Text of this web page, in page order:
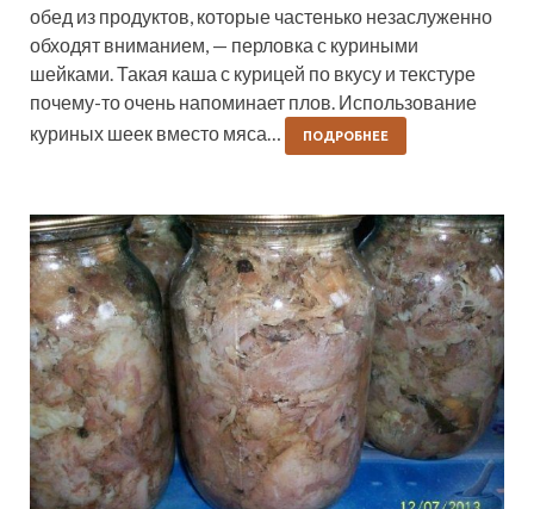
обед из продуктов, которые частенько незаслуженно
обходят вниманием, — перловка с куриными
шейками. Такая каша с курицей по вкусу и текстуре
почему-то очень напоминает плов. Использование
куриных шеек вместо мяса…
ПОДРОБНЕЕ